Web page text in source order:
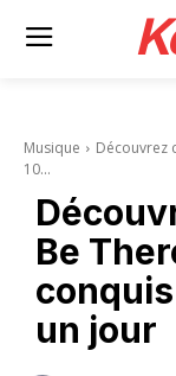
Musique
Découvrez
10...
Be
un jour